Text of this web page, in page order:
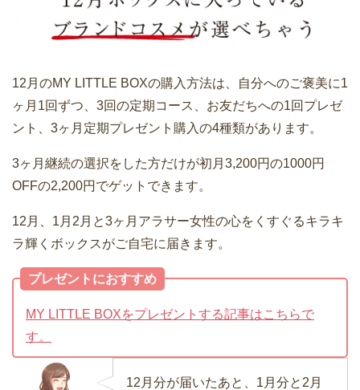
12月のMY LITTLE BOXの購入方法は、自分へのご褒美に1
ヶ月1回ずつ、3回の定期コース、お友だちへの1回プレゼ
ント、3ヶ月定期プレゼント購入の4種類があります。
3ヶ月継続の選択をした方だけが初月3,200円の1000円
OFFの2,200円でゲットできます。
12月、1月2月と3ヶ月アラサー女性の心をくすぐるキラキ
ラ輝くボックスがご自宅に届きます。
プレゼントにおすすめ
MY LITTLE BOXをプレゼントする記事はこちらで
す。
12月分が届いたあと、1月分と2月